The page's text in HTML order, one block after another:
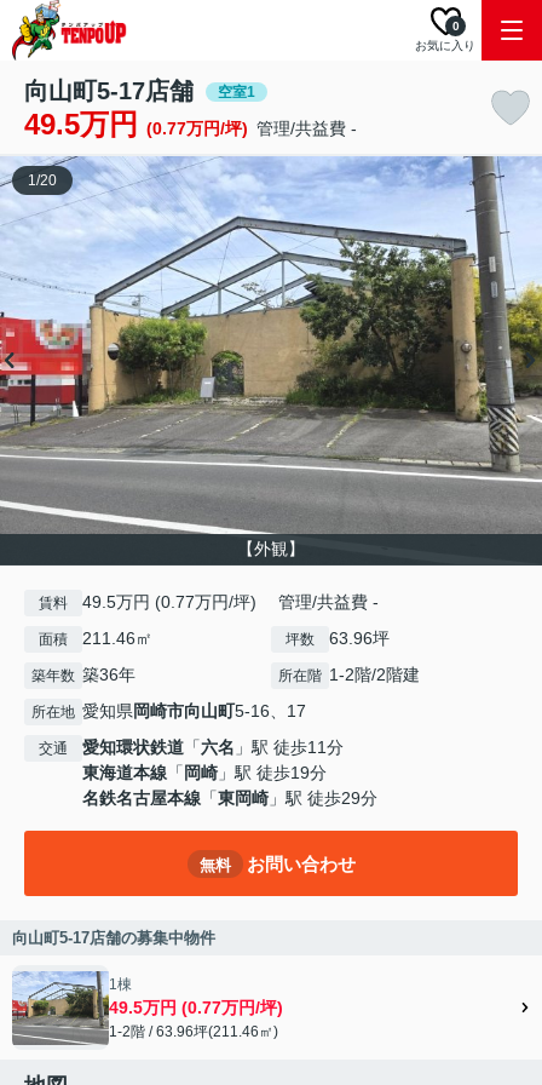
お気に入り
0
向山町5-17店舗 空室1
49.5万円 (0.77万円/坪) 管理/共益費 -
【外観】
1/20
賃料 49.5万円 (0.77万円/坪) 管理/共益費 -
面積 211.46㎡ 坪数 63.96坪
築年数 築36年 所在階 1-2階/2階建
所在地 愛知県岡崎市向山町5-16、17
交通 愛知環状鉄道 「六名 」駅 徒歩11分
東海道本線 「 岡崎 」駅 徒歩19分
名鉄名古屋本線 「東岡崎 」駅 徒歩29分
無料 お問い合わせ
向山町5-17店舗の募集中物件
1棟
49.5万円 (0.77万円/坪)
1-2階 / 63.96坪(211.46㎡)